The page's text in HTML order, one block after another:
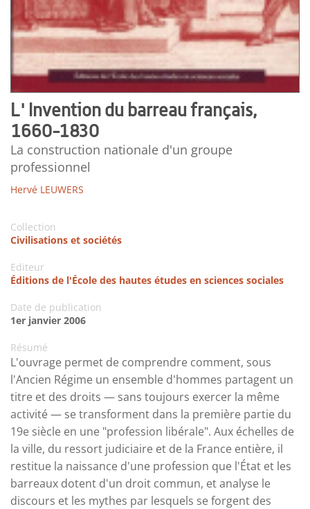
L' Invention du barreau français,
1660-1830
La construction nationale d'un groupe
professionnel
Hervé LEUWERS
Collection
Civilisations et sociétés
Editeur
Éditions de l'École des hautes études en sciences sociales
Date de publication
1er janvier 2006
Résumé
L'ouvrage permet de comprendre comment, sous
l'Ancien Régime un ensemble d'hommes partagent un
titre et des droits — sans toujours exercer la même
activité — se transforment dans la première partie du
19e siècle en une "profession libérale". Aux échelles de
la ville, du ressort judiciaire et de la France entière, il
restitue la naissance d'une profession que l'État et les
barreaux dotent d'un droit commun, et analyse le
discours et les mythes par lesquels se forgent des